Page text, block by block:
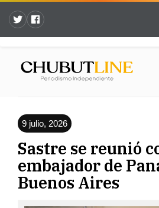
9 julio, 2026
Sastre se reunió
embajador de
Buenos Aires